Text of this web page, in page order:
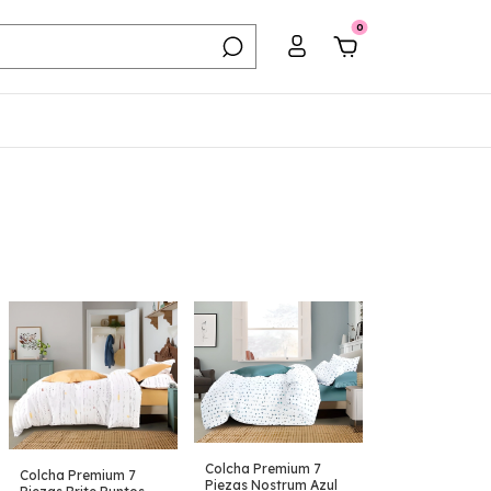
0
Colcha Premium 7
Colcha Premium 7
Piezas Nostrum Azul